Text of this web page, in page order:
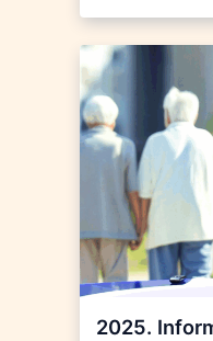
2025.